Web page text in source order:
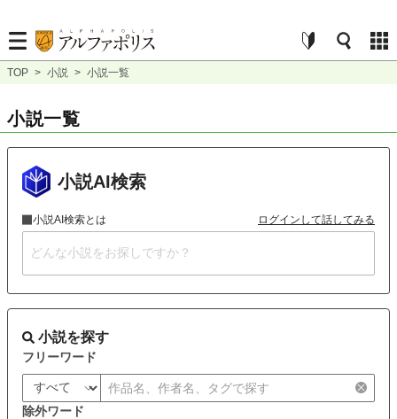
TOP > 小説 > 小説一覧
小説一覧
小説AI検索
小説AI検索とは ログインして話してみる
小説を探す
フリーワード
除外ワード